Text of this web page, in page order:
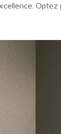
Optez